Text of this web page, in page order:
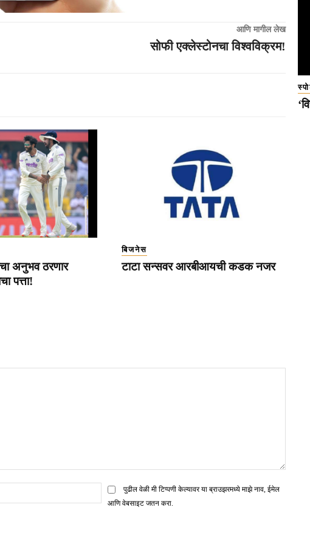
आणि मागील लेख
सोफी एक्लेस्टोनचा विश्वविक्रम!
अनुभव ठरणार
पत्ता!
बिजनेस
टाटा सन्सवर आरबीआयची कडक नजर
मेल*
पुढील वेळी मी टिप्पणी केल्यावर या ब्राउझरमध्ये माझे नाव, ईमेल
आणि वेबसाइट जतन करा.